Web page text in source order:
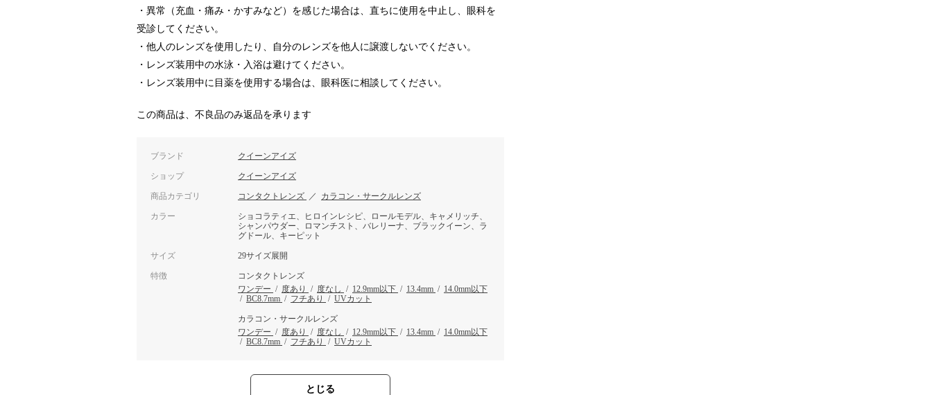
・異常（充血・痛み・かすみなど）を感じた場合は、直ちに使用を中止し、眼科を
受診してください。
・他人のレンズを使用したり、自分のレンズを他人に譲渡しないでください。
・レンズ装用中の水泳・入浴は避けてください。
・レンズ装用中に目薬を使用する場合は、眼科医に相談してください。
この商品は、不良品のみ返品を承ります
ブランド クイーンアイズ
ショップ クイーンアイズ
商品カテゴリ コンタクトレンズ ／ カラコン・サークルレンズ
カラー
ショコラティエ、ヒロインレシピ、ロールモデル、キャメリッチ、
シャンパウダー、ロマンチスト、バレリーナ、ブラックイーン、ラ
グドール、キーピット
サイズ 29サイズ展開
特徴
コンタクトレンズ
ワンデー / 度あり / 度なし / 12.9mm以下 / 13.4mm / 14.0mm以下
/ BC8.7mm / フチあり / UVカット
カラコン・サークルレンズ
ワンデー / 度あり / 度なし / 12.9mm以下 / 13.4mm / 14.0mm以下
/ BC8.7mm / フチあり / UVカット
とじる